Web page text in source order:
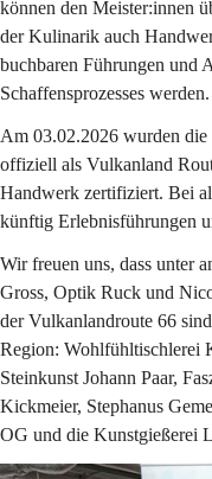
können den Meister:innen
der Kulinarik auch
buchbaren Führungen und
Schaffensprozesses werden.
Am 03.02.2026 wurden
offiziell als Vulkanland
Handwerk zertifiziert. Bei
künftig Erlebnisführungen
Wir freuen uns, dass unter
Gross, Optik Ruck und
der Vulkanlandroute 66
Region: Wohlfühltischlerei
Steinkunst Johann Paar,
Kickmeier, Stephanus
OG und die Kunstgießerei